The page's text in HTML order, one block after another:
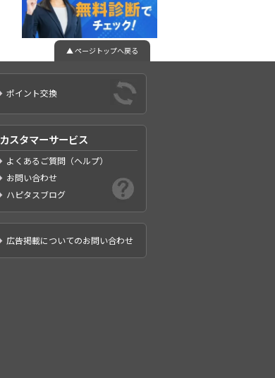
▲ ページトップへ戻る
ポイント交換
カスタマーサービス
よくあるご質問（ヘルプ）
お問い合わせ
ハピタスブログ
広告掲載についてのお問い合わせ